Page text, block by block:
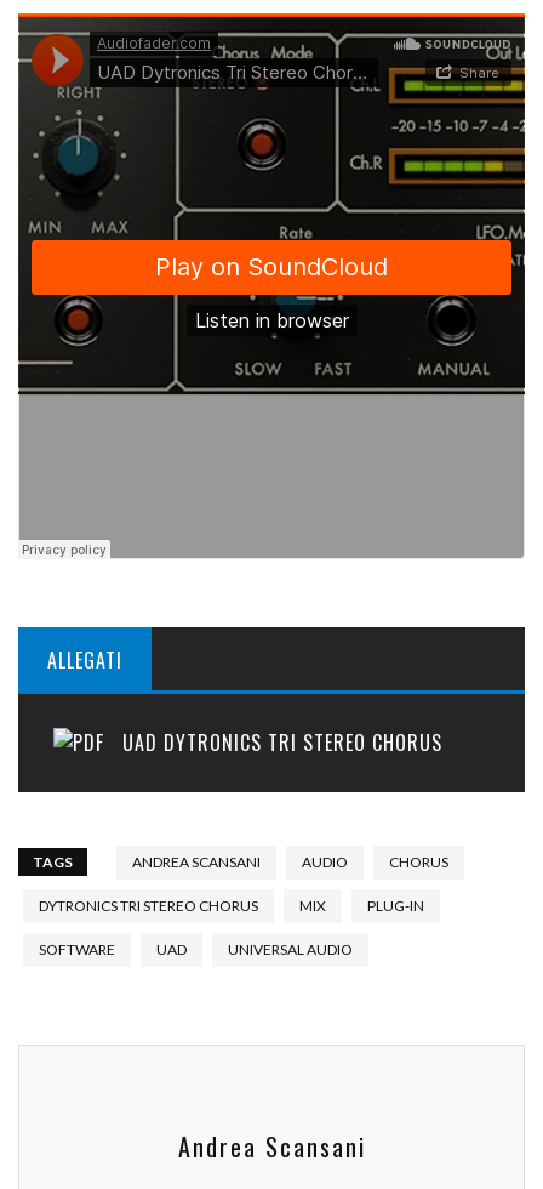
ALLEGATI
UAD DYTRONICS TRI STEREO CHORUS
TAGS ANDREA SCANSANI AUDIO CHORUS
DYTRONICS TRI STEREO CHORUS MIX PLUG-IN
SOFTWARE UAD UNIVERSAL AUDIO
Andrea Scansani